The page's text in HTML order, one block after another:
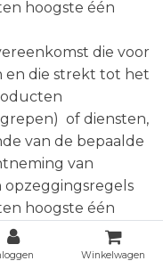
hoogste één
die voor
en die strekt tot het
of diensten,
van de bepaalde
van
hoogste één
vorige ledenWinkelwagen